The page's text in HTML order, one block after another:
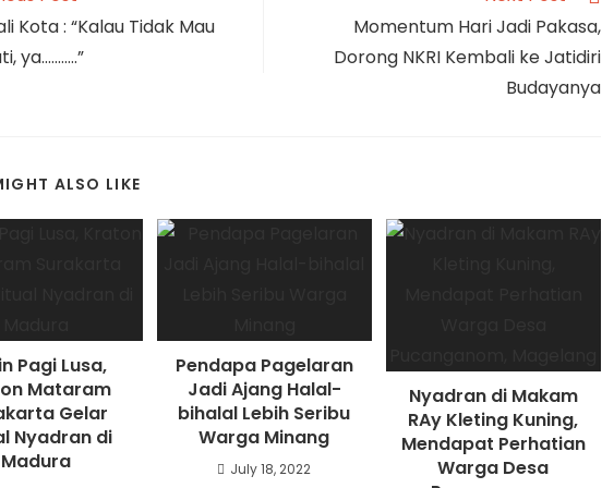
Kota : “Kalau Tidak Mau
ya………..”
Momentum Hari Jadi Pakasa,
Dorong NKRI Kembali ke Jatidiri
Budayanya
ALSO LIKE
Pagi Lusa,
Mataram
Gelar
Nyadran di
Madura
Pendapa Pagelaran
Jadi Ajang Halal-
bihalal Lebih Seribu
Warga Minang
July 18, 2022
Nyadran di Makam
RAy Kleting Kuning,
Mendapat Perhatian
Warga Desa